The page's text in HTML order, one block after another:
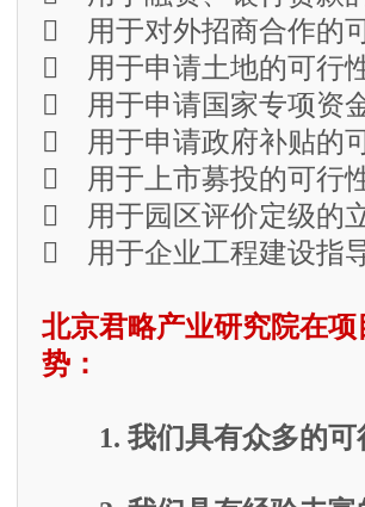
 用于对外招商合作的
 用于申请土地的可行
 用于申请国家专项资
 用于申请政府补贴的
 用于上市募投的可行
 用于园区评价定级的
 用于企业工程建设指
北京君略产业研究院在
势：
1. 我们具有众多的可